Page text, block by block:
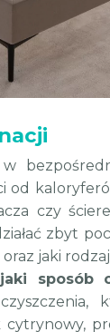
od
czy
zbyt
jaki
sposób